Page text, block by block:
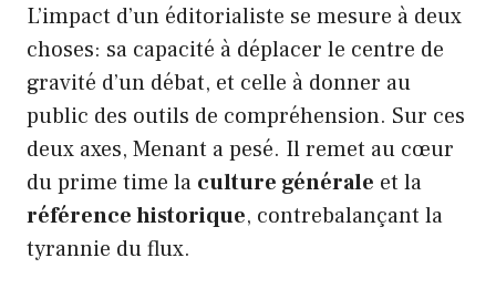
L’impact d’un éditorialiste se mesure à deux
choses: sa capacité à déplacer le centre de
gravité d’un débat, et celle à donner au
public des outils de compréhension. Sur ces
deux axes, Menant a pesé. Il remet au cœur
du prime time la culture générale et la
référence historique, contrebalançant la
tyrannie du flux.